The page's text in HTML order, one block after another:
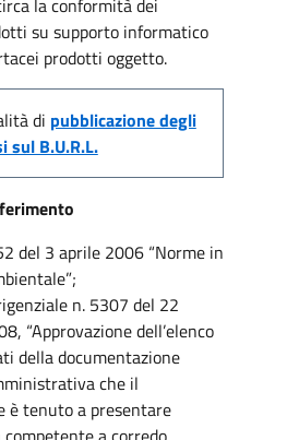
la conformità dei
su supporto informatico
prodotti oggetto.
di pubblicazione degli
sul B.U.R.L.
del 3 aprile 2006 “Norme in
n. 5307 del 22
“Approvazione dell’elenco
della documentazione
che il
è tenuto a presentare